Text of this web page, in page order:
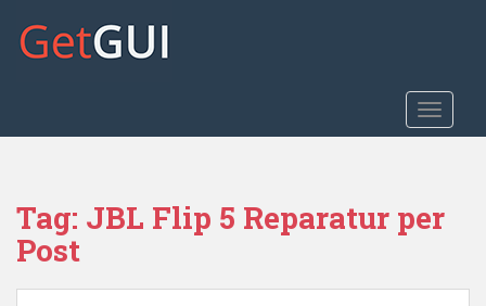
o
Tag: JBL Flip 5 Reparatur per
Post